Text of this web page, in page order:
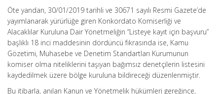
Öte yandan, 30/01/2019 tarihli ve 30671 sayılı Resmi Gazete’de
yayımlanarak yürürlüğe giren Konkordato Komiserliği ve
Alacaklılar Kuruluna Dair Yönetmeliğin “Listeye kayıt için başvuru”
başlıklı 18 inci maddesinin dördüncü fıkrasında ise, Kamu
Gözetimi, Muhasebe ve Denetim Standartları Kurumunun
komiser olma niteliklerini taşıyan bağımsız denetçilerin listesini
kaydedilmek üzere bölge kuruluna bildireceği düzenlenmiştir.
Bu itibarla, anılan Kanun ve Yönetmelik hükümleri gereğince,